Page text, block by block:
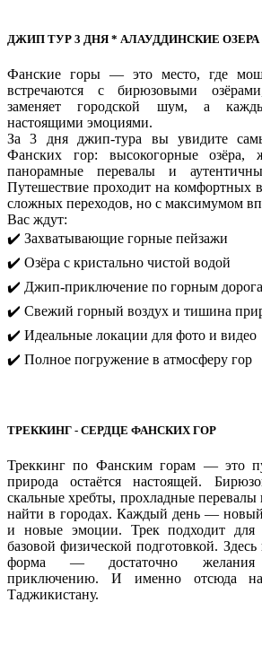
ДЖИП ТУР 3 ДНЯ * АЛАУДДИНСКИЕ ОЗЕРА
Фанские горы — это место, где
встречаются с бирюзовыми
заменяет городской шум, а
настоящими эмоциями.
За 3 дня джип-тура вы увидите
Фанских гор: высокогорные озёра,
панорамные перевалы и
Путешествие проходит на комфортных
сложных переходов, но с максимумом
Вас ждут:
✔️ Захватывающие горные пейзажи
✔️ Озёра с кристально чистой водой
✔️ Джип-приключение по горным
✔️ Свежий горный воздух и тишина
✔️ Идеальные локации для фото и видео
✔️ Полное погружение в атмосферу гор
ТРЕККИНГ - СЕРДЦЕ ФАНСКИХ ГОР
Треккинг по Фанским горам — это
природа остаётся настоящей.
скальные хребты, прохладные
найти в городах. Каждый день — новый
и новые эмоции. Трек подходит для
базовой физической подготовкой.
форма — достаточно желания
приключению. И именно отсюда
Таджикистану.